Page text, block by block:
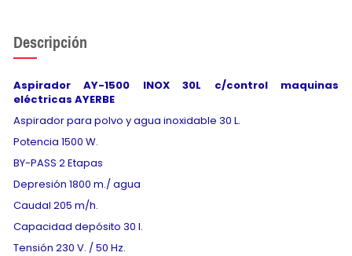
Descripción
Aspirador AY-1500 INOX 30L c/control maquinas
eléctricas AYERBE
Aspirador para polvo y agua inoxidable 30 L.
Potencia 1500 W.
BY-PASS 2 Etapas
Depresión 1800 m./ agua
Caudal 205 m/h.
Capacidad depósito 30 l.
Tensión 230 V. / 50 Hz.